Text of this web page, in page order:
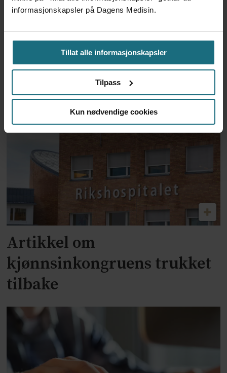
informasjonskapsler på Dagens Medisin.
Tillat alle informasjonskapsler
Tilpass
Kun nødvendige cookies
Ebolautbruddet:
Helsearbeidere protesterer
mot manglende lønn
Artikkel om
kjønnsinkongruens trukket
tilbake